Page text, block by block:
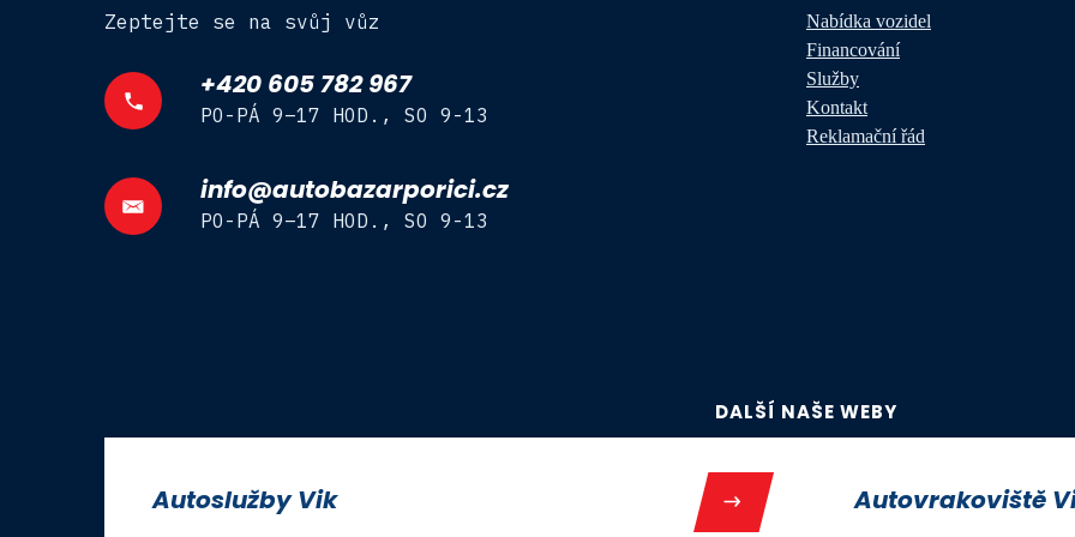
Zeptejte se na svůj vůz
+420 605 782 967
PO-PÁ 9–17 HOD., SO 9-13
info@autobazarporici.cz
PO-PÁ 9–17 HOD., SO 9-13
Nabídka vozidel
Financování
Služby
Kontakt
Reklamační řád
DALŠÍ NAŠE WEBY
Autoslužby Vik Autovrakoviště